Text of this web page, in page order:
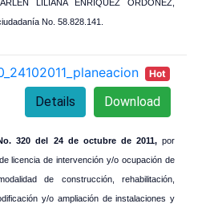
LILIANA ENRIQUEZ ORDOÑEZ,
No. 58.828.141.
Hot
Download
Details
320 del 24 de octubre de 2011,por
licencia de intervención y/o ocupación de
de construcción, rehabilitación,
y/o ampliación de instalaciones y